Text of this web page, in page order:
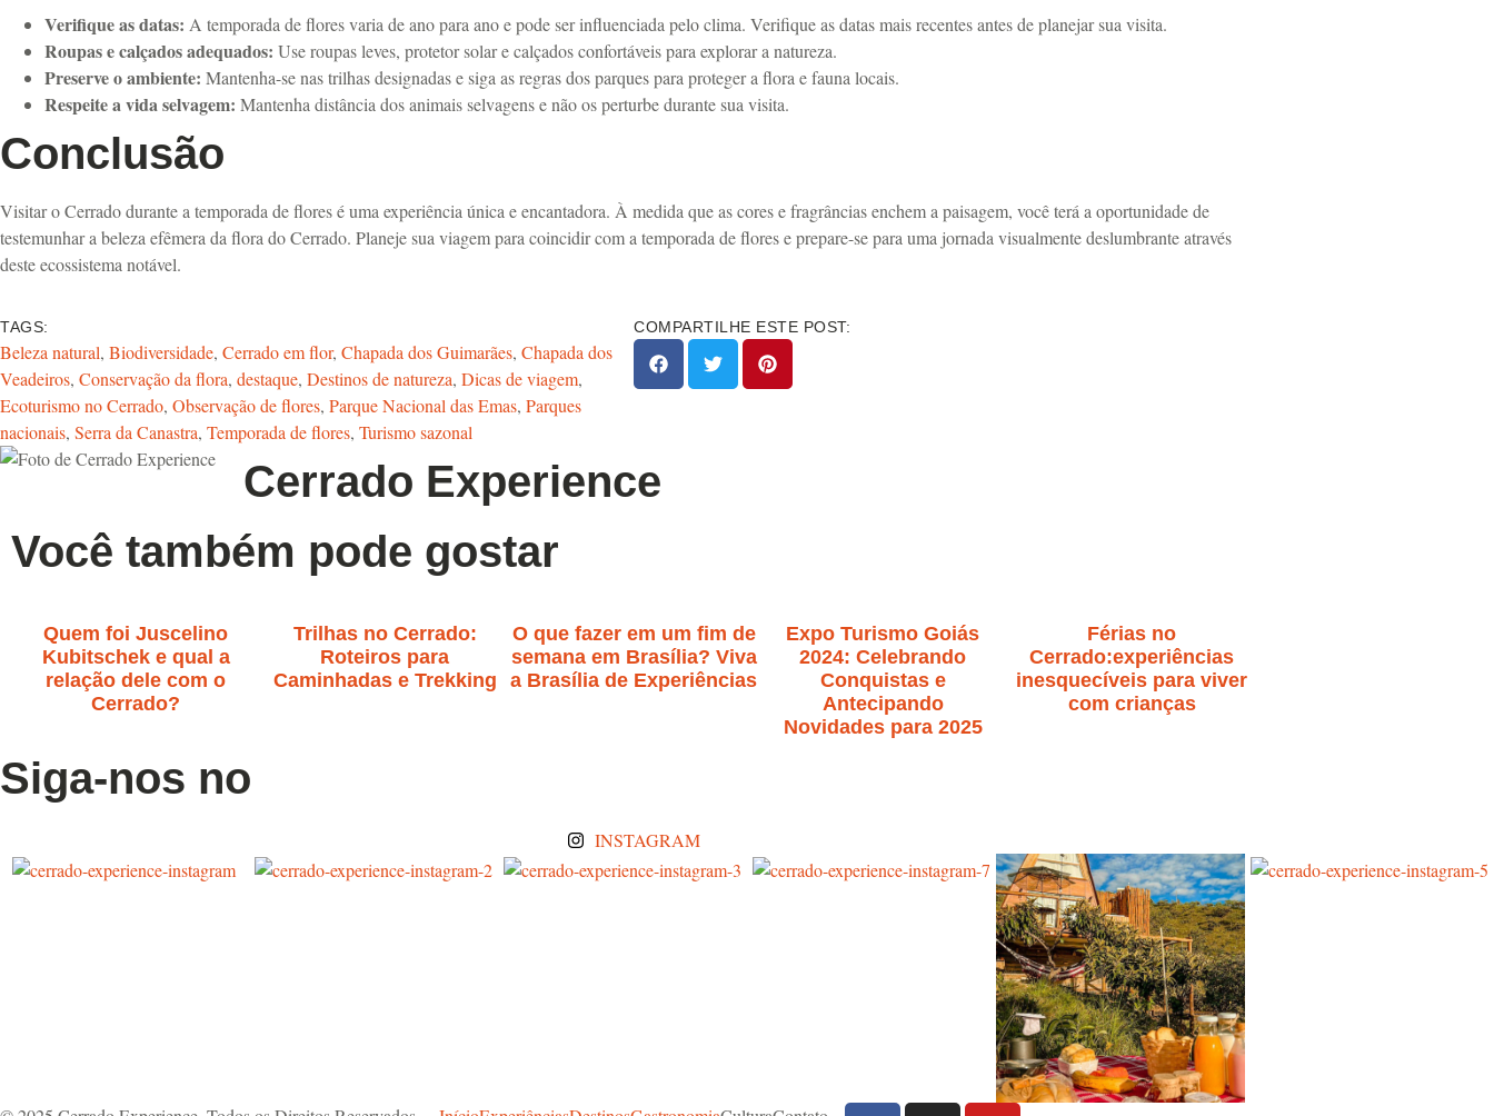
Verifique as datas: A temporada de flores varia de ano para ano e pode ser influenciada pelo clima. Verifique as datas mais recentes antes de planejar sua visita.
Roupas e calçados adequados: Use roupas leves, protetor solar e calçados confortáveis para explorar a natureza.
Preserve o ambiente: Mantenha-se nas trilhas designadas e siga as regras dos parques para proteger a flora e fauna locais.
Respeite a vida selvagem: Mantenha distância dos animais selvagens e não os perturbe durante sua visita.
Conclusão
Visitar o Cerrado durante a temporada de flores é uma experiência única e encantadora. À medida que as cores e fragrâncias enchem a paisagem, você terá a oportunidade de
testemunhar a beleza efêmera da flora do Cerrado. Planeje sua viagem para coincidir com a temporada de flores e prepare-se para uma jornada visualmente deslumbrante através
deste ecossistema notável.
TAGS:
Beleza natural, Biodiversidade, Cerrado em flor, Chapada dos Guimarães, Chapada dos
Veadeiros, Conservação da flora, destaque, Destinos de natureza, Dicas de viagem,
Ecoturismo no Cerrado, Observação de flores, Parque Nacional das Emas, Parques
nacionais, Serra da Canastra, Temporada de flores, Turismo sazonal
COMPARTILHE ESTE POST:
Cerrado Experience
Você também pode gostar
Quem foi Juscelino
Kubitschek e qual a
relação dele com o
Cerrado?
Trilhas no Cerrado:
Roteiros para
Caminhadas e Trekking
O que fazer em um fim de
semana em Brasília? Viva
a Brasília de Experiências
Expo Turismo Goiás
2024: Celebrando
Conquistas e
Antecipando
Novidades para 2025
Férias no
Cerrado:experiências
inesquecíveis para viver
com crianças
Siga-nos no
INSTAGRAM